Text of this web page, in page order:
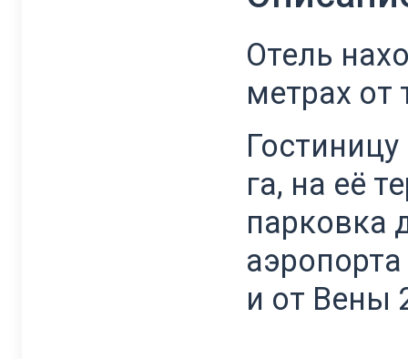
Отель
метрах от
га, на её
парковка
и от Вены